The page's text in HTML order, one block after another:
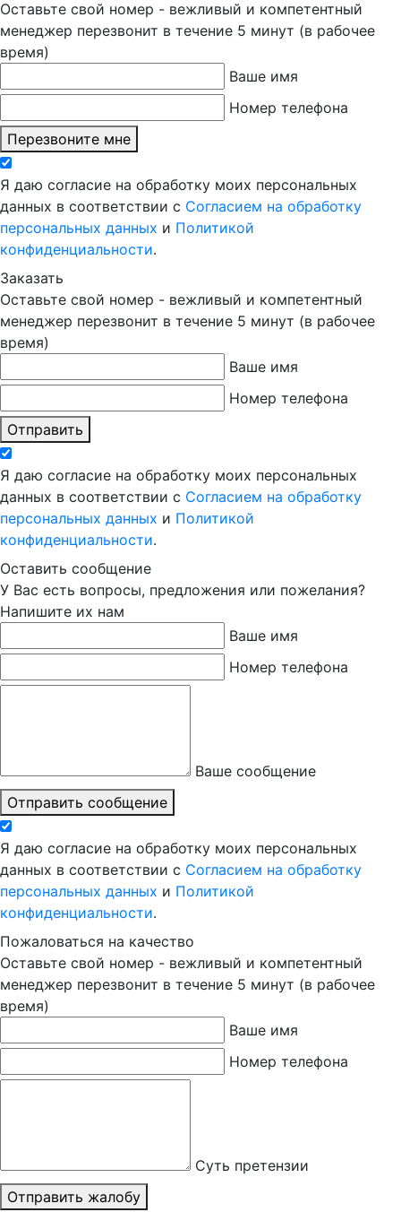
Оставьте свой номер - вежливый и компетентный
менеджер перезвонит в течение 5 минут (в рабочее
время)
Ваше имя
Номер телефона
Перезвоните мне
Я даю согласие на обработку моих персональных
данных в соответствии с Согласием на обработку
персональных данных и Политикой
конфиденциальности.
Заказать
Оставьте свой номер - вежливый и компетентный
менеджер перезвонит в течение 5 минут (в рабочее
время)
Ваше имя
Номер телефона
Отправить
Я даю согласие на обработку моих персональных
данных в соответствии с Согласием на обработку
персональных данных и Политикой
конфиденциальности.
Оставить сообщение
У Вас есть вопросы, предложения или пожелания?
Напишите их нам
Ваше имя
Номер телефона
Ваше сообщение
Отправить сообщение
Я даю согласие на обработку моих персональных
данных в соответствии с Согласием на обработку
персональных данных и Политикой
конфиденциальности.
Пожаловаться на качество
Оставьте свой номер - вежливый и компетентный
менеджер перезвонит в течение 5 минут (в рабочее
время)
Ваше имя
Номер телефона
Суть претензии
Отправить жалобу